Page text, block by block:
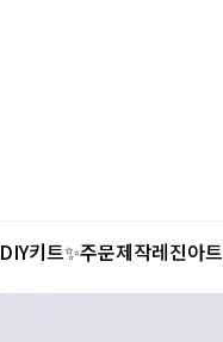
DIY키트✨주문제작레진아트